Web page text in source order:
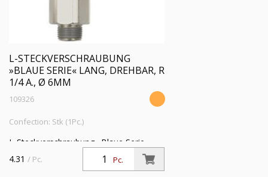
L-STECKVERSCHRAUBUNG
»BLAUE SERIE« LANG, DREHBAR, R
1/4 A., Ø 6MM
109326
Confection: Stk (1Pc.)
L-Steckverschraubung »Blaue Serie«
lang, drehbar, R 1/4 a., für Schlauch-
Außen-Ø 6 mm, Arbeitsdr. max. 15 bar,
Pc.
4.31 / Pc.